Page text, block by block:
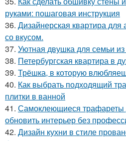
руками: пошаговая инструкция
36. Дизайнерская квартира
со вкусом.
37. Уютная двушка для семьи из
38. Петербургская квартира в
39. Трёшка, в которую
40. Как выбрать подходящий
плитки в ванной
41. Самоклеющиеся трафареты
обновить интерьер без
42. Дизайн кухни в стиле